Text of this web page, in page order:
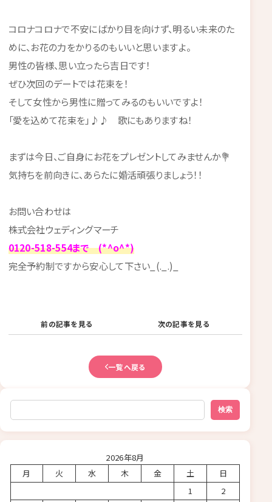
コロナコロナで不安にばかり目を向けず、明るい未来のた
めに、お花の力をかりるのもいいと思いますよ。
男性の皆様、思い立ったら吉日です！
ぜひ次回のデートでは花束を！
そして女性から男性に贈ってみるのもいいですよ！
「愛を込めて花束を」♪♪ 歌にもありますね！
まずは今日、ご自身にお花をプレゼントしてみませんか💐
気持ちを前向きに、あらたに婚活頑張りましょう！！
お問い合わせは
株式会社ウェディングマーチ
0120-518-554まで (*^o^*)
完全予約制ですから安心して下さい_(._.)_
前の記事を見る 次の記事を見る
一覧へ戻る
検索
検索
2026年8月
月
火 水 木 金 土
日
1
2